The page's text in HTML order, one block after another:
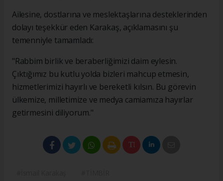
Ailesine, dostlarına ve meslektaşlarına desteklerinden
dolayı teşekkür eden Karakaş, açıklamasını şu
temenniyle tamamladı:
"Rabbim birlik ve beraberliğimizi daim eylesin.
Çıktığımız bu kutlu yolda bizleri mahcup etmesin,
hizmetlerimizi hayırlı ve bereketli kılsın. Bu görevin
ülkemize, milletimize ve medya camiamıza hayırlar
getirmesini diliyorum."